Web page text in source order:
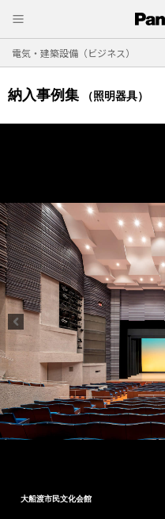
電気・建築設備（ビジネス）
納入事例集 （照明器具）
大船渡市民文化会館